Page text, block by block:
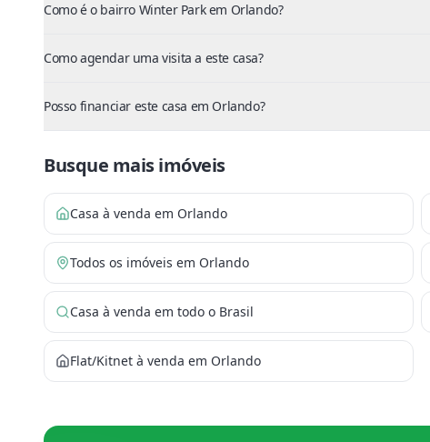
Como é o bairro Winter Park em Orlando?
Como agendar uma visita a este casa?
Posso financiar este casa em Orlando?
Busque mais imóveis
Casa à venda em Orlando
Todos os imóveis em Orlando
Casa à venda em todo o Brasil
Flat/Kitnet à venda em Orlando